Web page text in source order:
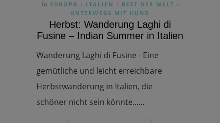
In EUROPA / ITALIEN / REST DER WELT /
UNTERWEGS MIT HUND
Herbst: Wanderung Laghi di
Fusine – Indian Summer in Italien
Wanderung Laghi di Fusine - Eine
gemütliche und leicht erreichbare
Herbstwanderung in Italien, die
schöner nicht sein könnte...…